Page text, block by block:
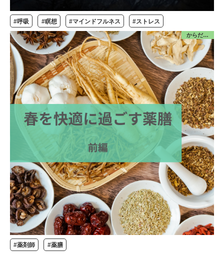
#呼吸 #瞑想 #マインドフルネス #ストレス
からだ／食・栄養
#薬剤師 #薬膳